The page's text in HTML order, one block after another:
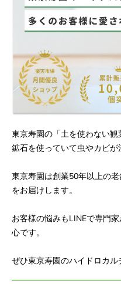
東京寿園の「土を使わない
鉱石を使っていて虫やカビが
東京寿園は創業50年以上の
をお届けします。
お客様の悩みもLINEで専門
心です。
ぜひ東京寿園のハイドロカル